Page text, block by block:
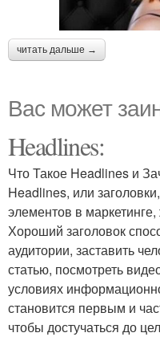
читать дальше →
Вас может
Headlines:
Что Такое Headlines и
Headlines, или
элементов в
Хороший заголовок
аудитории, заставить
статью, посмотреть
условиях
становится первым и
чтобы достучаться до